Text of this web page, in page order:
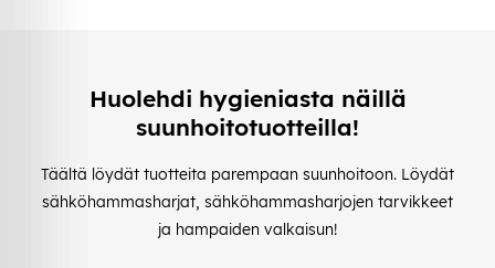
Huolehdi hygieniasta näillä
suunhoitotuotteilla!
Täältä löydät tuotteita parempaan suunhoitoon. Löydät
sähköhammasharjat, sähköhammasharjojen tarvikkeet
ja hampaiden valkaisun!